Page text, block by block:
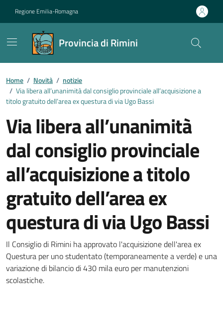
Regione Emilia-Romagna
Provincia di Rimini
Contenuti in evidenza
Home / Novità / notizie
/ Via libera all’unanimità dal consiglio provinciale all’acquisizione a
titolo gratuito dell’area ex questura di via Ugo Bassi
Via libera all’unanimità
dal consiglio provinciale
all’acquisizione a titolo
gratuito dell’area ex
questura di via Ugo Bassi
Dettagli della notizia
Il Consiglio di Rimini ha approvato l'acquisizione dell'area ex
Questura per uno studentato (temporaneamente a verde) e una
variazione di bilancio di 430 mila euro per manutenzioni
scolastiche.